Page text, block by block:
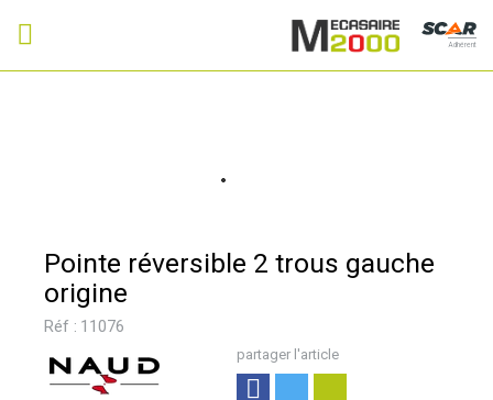
Adhérent
Pointe réversible 2 trous gauche
origine
Réf : 11076
partager l'article